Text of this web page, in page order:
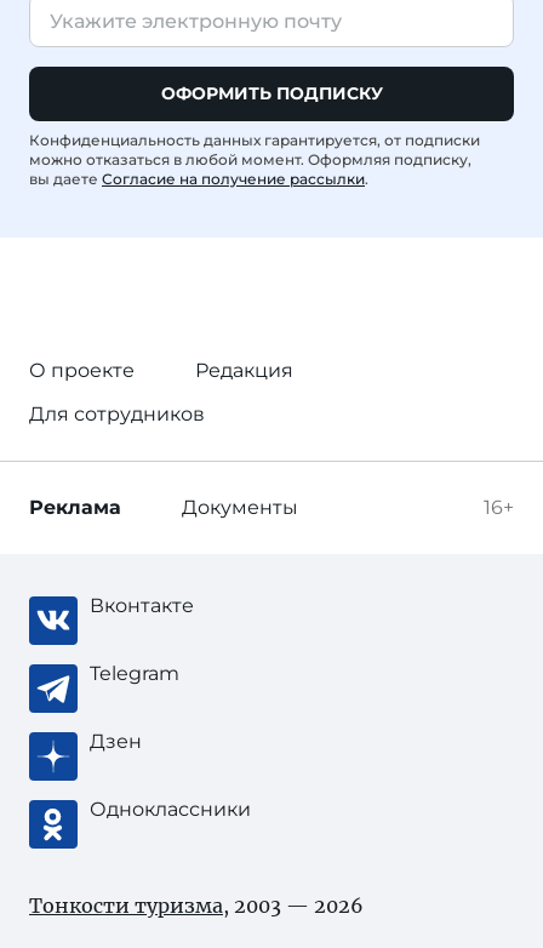
ОФОРМИТЬ ПОДПИСКУ
Конфиденциальность данных гарантируется, от подписки
можно отказаться в любой момент. Оформляя подписку,
вы даете Согласие на получение рассылки.
О проекте
Редакция
Для сотрудников
16+
Реклама Документы
Вконтакте
Telegram
Дзен
Одноклассники
Тонкости туризма, 2003 — 2026